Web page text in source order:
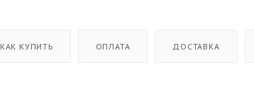
КАК КУПИТЬ ОПЛАТА ДОСТАВКА